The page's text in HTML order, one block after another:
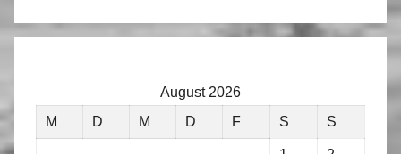
August 2026
M
D M D F S S